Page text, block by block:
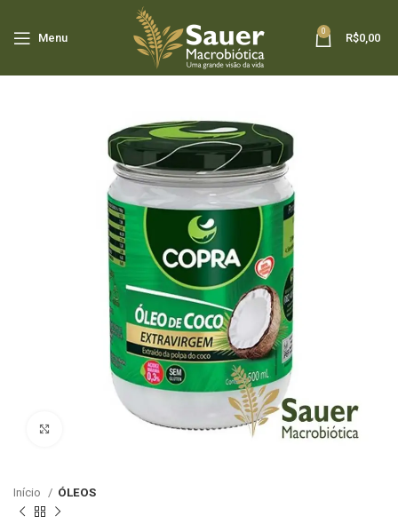
Menu
0
R$0,00
Clique para ampliar
Início ÓLEOS